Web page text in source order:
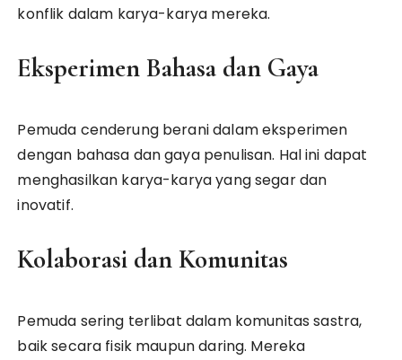
konflik dalam karya-karya mereka.
Eksperimen Bahasa dan Gaya
Pemuda cenderung berani dalam eksperimen
dengan bahasa dan gaya penulisan. Hal ini dapat
menghasilkan karya-karya yang segar dan
inovatif.
Kolaborasi dan Komunitas
Pemuda sering terlibat dalam komunitas sastra,
baik secara fisik maupun daring. Mereka